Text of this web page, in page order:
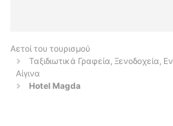
Αετοί του τουρισμού
Ταξιδιωτικά Γραφεία, Ξενοδοχεία,
Αίγινα
Hotel Magda